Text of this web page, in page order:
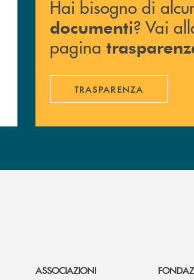
Hai bisogno di
documenti? Vai
pagina
TRASPARENZA
ASSOCIAZIONI